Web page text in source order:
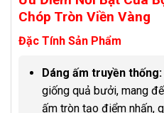
Chóp Tròn Viền Vàng
Đặc Tính Sản Phẩm
Dáng ấm truyền thống:
giống quả bưởi, mang
ấm tròn tạo điểm nhấn,